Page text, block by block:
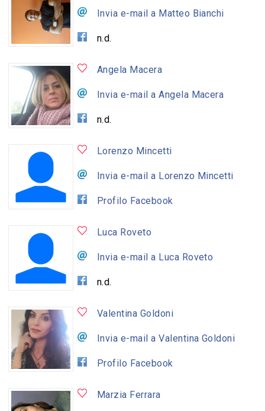
Invia e-mail a Matteo Bianchi
n.d.
Angela Macera
Invia e-mail a Angela Macera
n.d.
Lorenzo Mincetti
Invia e-mail a Lorenzo Mincetti
Profilo Facebook
Luca Roveto
Invia e-mail a Luca Roveto
n.d.
Valentina Goldoni
Invia e-mail a Valentina Goldoni
Profilo Facebook
Marzia Ferrara